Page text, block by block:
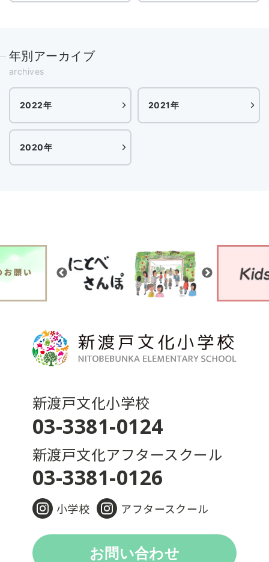
年別アーカイブ
archives
2022年 2021年
2020年
新渡戸文化小学校
03-3381-0124
新渡戸文化アフタースクール
03-3381-0126
小学校 アフタースクール
お問い合わせ